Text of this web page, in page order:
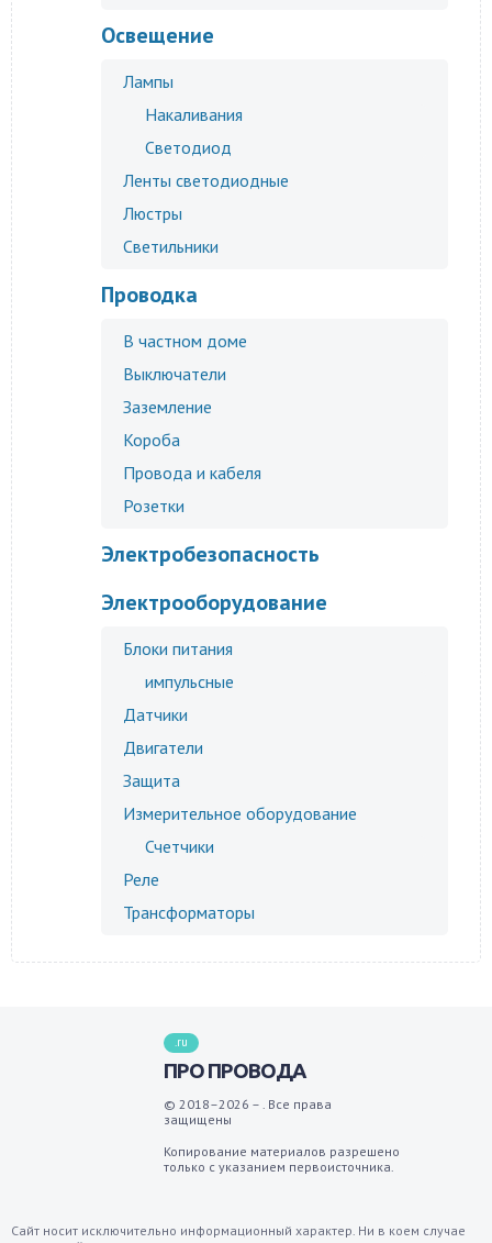
Освещение
Лампы
Накаливания
Светодиод
Ленты светодиодные
Люстры
Светильники
Проводка
В частном доме
Выключатели
Заземление
Короба
Провода и кабеля
Розетки
Электробезопасность
Электрооборудование
Блоки питания
импульсные
Датчики
Двигатели
Защита
Измерительное оборудование
Счетчики
Реле
Трансформаторы
.ru
ПРО ПРОВОДА
© 2018–2026 – . Все права
защищены
Копирование материалов разрешено
только с указанием первоисточника.
Сайт носит исключительно информационный характер. Ни в коем случае